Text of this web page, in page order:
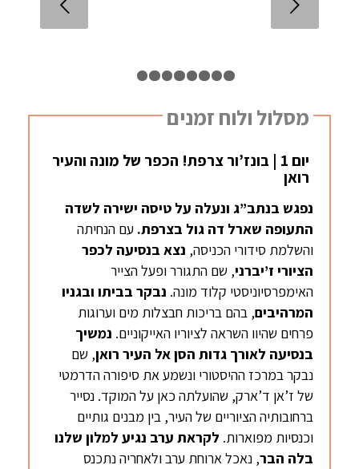
1 2
מסלול ולוח זמנים
יום 1 | בונז’ור צרפת! הכפר של מונה והעיר
רואן
נפגש בנתב”ג ונעלה על טיסה ישירה לשדה
התעופה שארל דה גול בצרפת. עם הנחיתה
והשלמת סידורי הכניסה, נצא בנסיעה לכפר
הציורי ז’יברני, שם התגורר ופעל הצייר
האימפרסיוניסטי קלוד מונה. נבקר בביתו ובגניו
המרהיבים, בהם בריכות חבצלות מים וערוגות
פרחים שהיוו השראה לציוריו האייקוניים. נמשיך
בנסיעה לאורך גדות הסן אל העיר רואן, שם
נבקר במרכז ההיסטורי ונשמע את סיפורה הדרמטי
של ז’אן ד’ארק, שהועלתה כאן על המוקד. נסייר
ברחובותיה הציוריים של העיר, בין מבנים גותיים
וכנסיות מפוארות. לקראת ערב נגיע למלון שלנו
בלה הבר, נאכל ארוחת ערב ולאחריה נתכנס